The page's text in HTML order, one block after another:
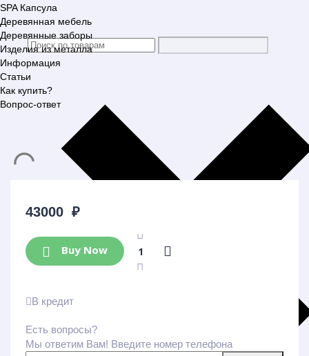
SPA Капсула
Деревянная мебель
Деревянные заборы
Изделия из металла
Информация
Статьи
Как купить?
Вопрос-ответ
43000 ₽
Buy Now
В кредит
Есть вопросы?
Мы ответим Вам! Введите номер телефона